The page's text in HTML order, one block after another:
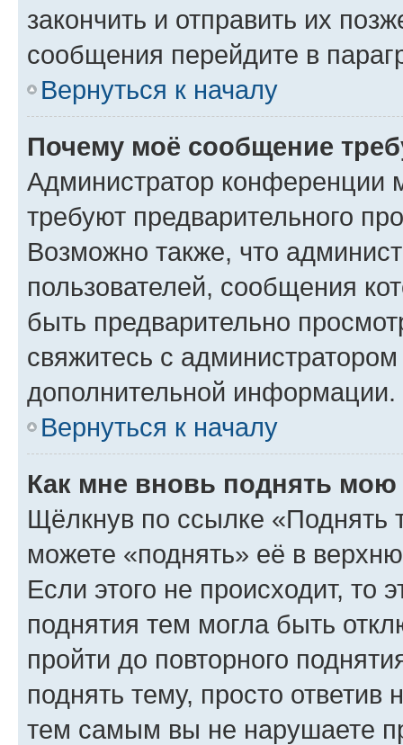
закончить и отправить их
сообщения перейдите в
Вернуться к началу
Почему моё сообщение
Администратор конференции
требуют предварительного
Возможно также, что
пользователей, сообщения
быть предварительно
свяжитесь с
дополнительной информации.
Вернуться к началу
Как мне вновь поднять мою
Щёлкнув по ссылке «Поднять
можете «поднять» её в
Если этого не происходит, то
поднятия тем могла быть
пройти до повторного
поднять тему, просто ответив
тем самым вы не нарушаете